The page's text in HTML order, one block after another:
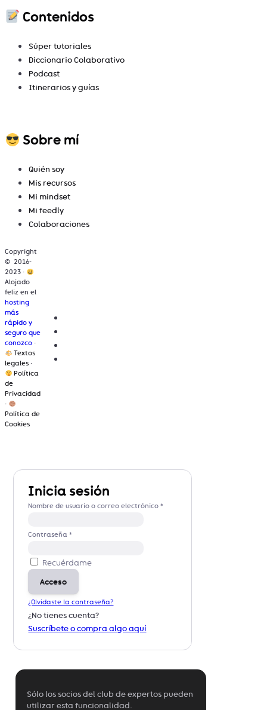
Contenidos
Súper tutoriales
Diccionario Colaborativo
Podcast
Itinerarios y guías
Sobre mí
Quién soy
Mis recursos
Mi mindset
Mi feedly
Colaboraciones
Copyright
© 2016-
2023 ·
Alojado
feliz en el
hosting
más
rápido y
seguro que
conozco ·
Textos
legales ·
Política
de
Privacidad
·
Política de
Cookies
Inicia sesión
Nombre de usuario o correo electrónico*
Contraseña*
Recuérdame
Acceso
¿Olvidaste la contraseña?
¿No tienes cuenta?
Suscríbete o compra algo aquí
Sólo los socios del club de expertos pueden
utilizar esta funcionalidad.